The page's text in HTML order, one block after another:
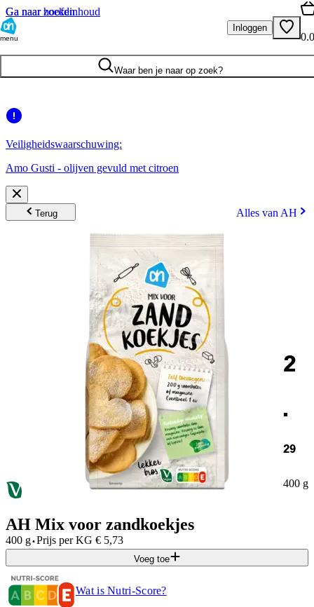
Ga naar hoofdinhoud
Ga naar zoeken
menu
Inloggen
Waar ben je naar op zoek?
Veiligheidswaarschuwing:
Amo Gusti - olijven gevuld met citroen
Terug Alles van AH
2
.
29
400 g
AH Mix voor zandkoekjes
400 g·Prijs per KG € 5,73
Voeg toe
Wat is Nutri-Score?